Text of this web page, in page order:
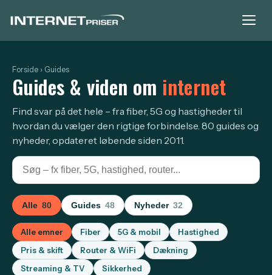
Forside › Guides
Guides & viden om internet
Find svar på det hele – fra fiber, 5G og hastigheder til
hvordan du vælger den rigtige forbindelse. 80 guides og
nyheder, opdateret løbende siden 2011.
Alle 80 Guides 48 Nyheder 32
Alle emner Fiber 5G & mobil
Hastighed
Pris & skift
Router & WiFi
Dækning
Streaming & TV
Sikkerhed